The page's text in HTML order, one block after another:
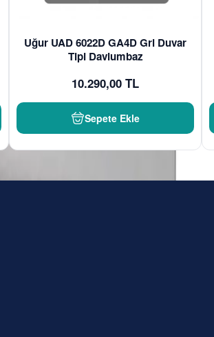
Uğur UAD 6022D GA4D Gri Duvar
Tipi Davlumbaz
10.290,00 TL
Sepete Ekle